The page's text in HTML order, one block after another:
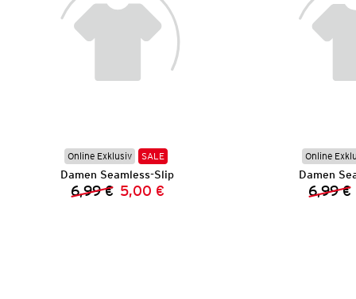
Online Exklusiv SALE
Damen Seamless-Slip
Vorheriger Preis:
6,99 € Neuer Preis:
5,00 €
Online
Damen
6,99 €